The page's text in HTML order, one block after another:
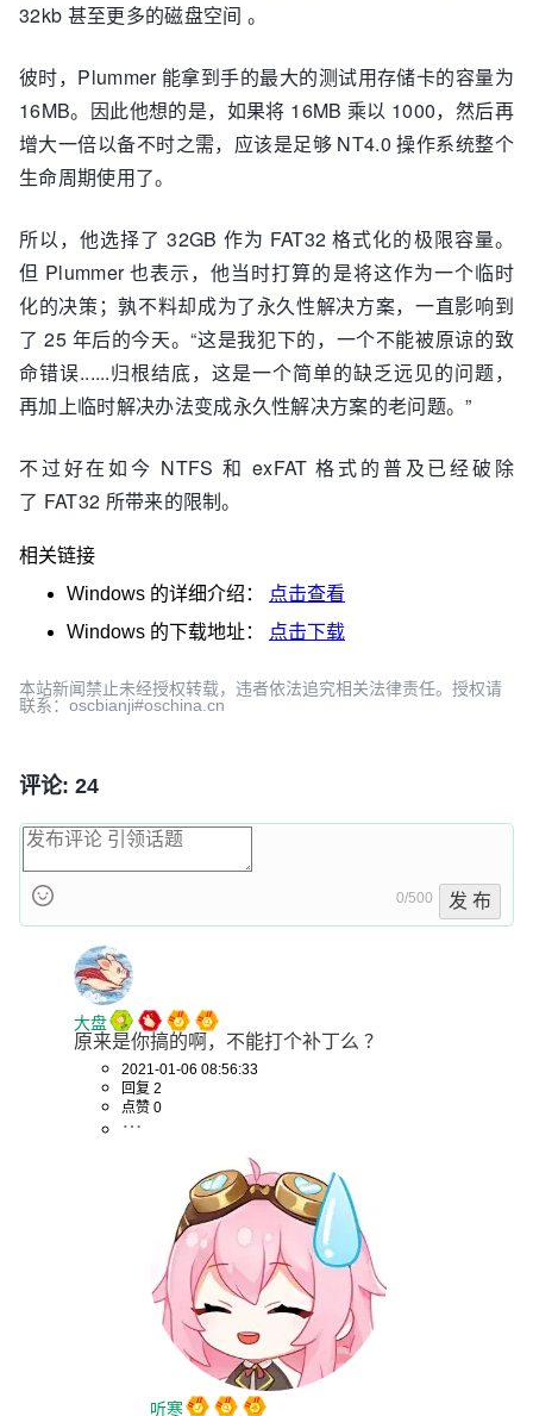
32kb 甚至更多的磁盘空间 。
彼时，Plummer 能拿到手的最大的测试用存储卡的容量为
16MB。因此他想的是，如果将 16MB 乘以 1000，然后再
增大一倍以备不时之需，应该是足够 NT4.0 操作系统整个
生命周期使用了。
所以，他选择了 32GB 作为 FAT32 格式化的极限容量。
但 Plummer 也表示，他当时打算的是将这作为一个临时
化的决策；孰不料却成为了永久性解决方案，一直影响到
了 25 年后的今天。“这是我犯下的，一个不能被原谅的致
命错误......归根结底，这是一个简单的缺乏远见的问题，
再加上临时解决办法变成永久性解决方案的老问题。”
不过好在如今 NTFS 和 exFAT 格式的普及已经破除
了 FAT32 所带来的限制。
相关链接
Windows 的详细介绍：
点击查看
Windows 的下载地址： 点击下载
本站新闻禁止未经授权转载，违者依法追究相关法律责任。授权请
联系：oscbianji#oschina.cn
评论: 24
0/500 发 布
大盘
原来是你搞的啊，不能打个补丁么 ？
2021-01-06 08:56:33
回复 2
点赞 0
听寒